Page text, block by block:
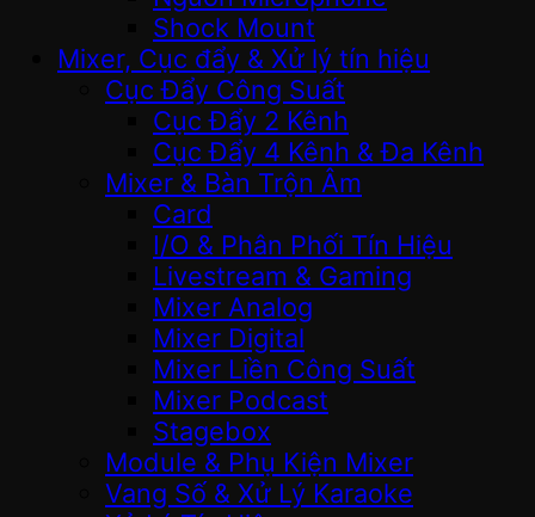
Shock Mount
Mixer, Cục đẩy & Xử lý tín hiệu
Cục Đẩy Công Suất
Cục Đẩy 2 Kênh
Cục Đẩy 4 Kênh & Đa Kênh
Mixer & Bàn Trộn Âm
Card
I/O & Phân Phối Tín Hiệu
Livestream & Gaming
Mixer Analog
Mixer Digital
Mixer Liền Công Suất
Mixer Podcast
Stagebox
Module & Phụ Kiện Mixer
Vang Số & Xử Lý Karaoke